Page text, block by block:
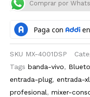
CANALES
DSP
INTEGRADO
Y
BLUETOOTH
Comprar por
SKU MX-4001DSP
Tags banda-vivo,
entrada-plug, entrada-
profesional, mixer-